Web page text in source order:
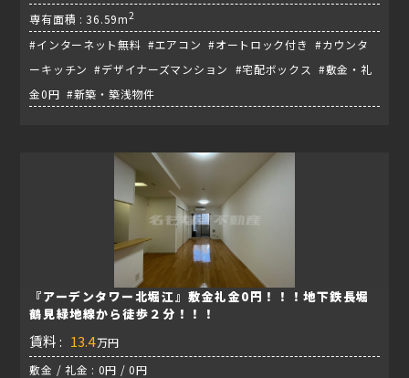
専有面積 : 36.59m2
#インターネット無料 #エアコン #オートロック付き #カウンタ
ーキッチン #デザイナーズマンション #宅配ボックス #敷金・礼
金0円 #新築・築浅物件
『アーデンタワー北堀江』敷金礼金0円！！！地下鉄長堀
鶴見緑地線から徒歩２分！！！
賃料 : 13.4万円
敷金 / 礼金 : 0円 / 0円